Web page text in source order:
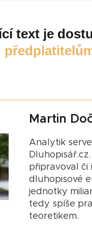
text je
Martin
Analytik
připravoval či
dluhopisové
jednotky
tedy spíše
teoretikem.